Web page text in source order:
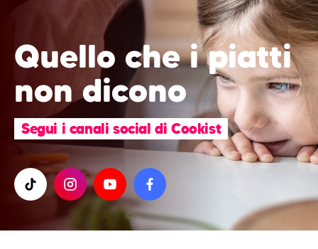
Quello che i piatti
non dicono
Segui i canali social di Cookist